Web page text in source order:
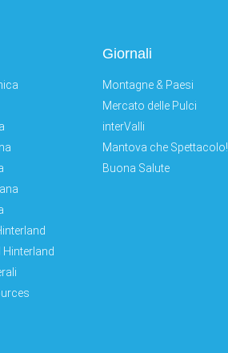
Hinterland
Giornali
Montagne & Paesi
Mercato delle Pulci
interValli
Mantova che Spettacolo!
Buona Salute